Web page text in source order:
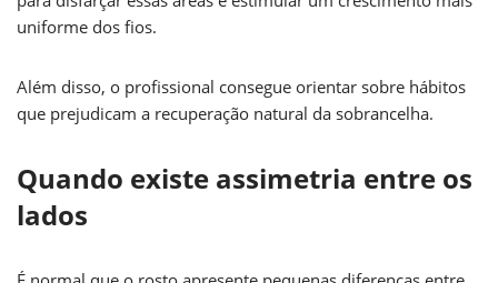
uniforme dos fios.
Além disso, o profissional consegue orientar sobre hábitos
que prejudicam a recuperação natural da sobrancelha.
Quando existe assimetria entre os
lados